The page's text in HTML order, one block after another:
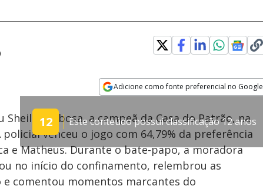
Adicione como fonte preferencial no Google
12 Este conteúdo possui classificação 12 anos
Velocidade
Barbosa, a campeã da Casa do Patrão, na
policial venceu o jogo com 64,79% da preferência
e Matheus. Durante o bate-papo, a moradora
no início do confinamento, relembrou as
comentou momentos marcantes do